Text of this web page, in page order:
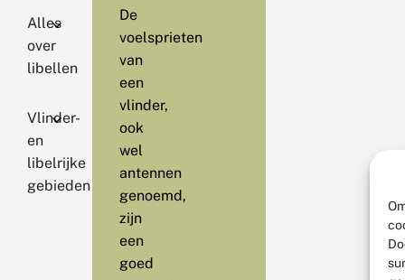
Alles
over
libellen
Vlinder-
en
libelrijke
gebieden
De
voelsprieten
van
een
vlinder,
ook
wel
antennen
genoemd,
zijn
een
goed